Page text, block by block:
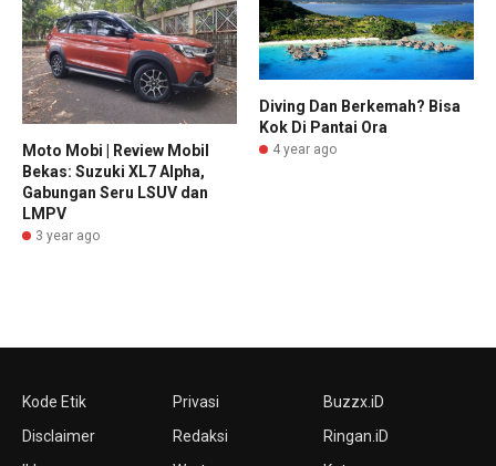
Moto Mobi | Review Mobil
Bekas: Suzuki XL7 Alpha,
Gabungan Seru LSUV dan
LMPV
3 year ago
Diving Dan Berkemah? Bisa
Kok Di Pantai Ora
4 year ago
Kode Etik
Disclaimer
Privasi
Redaksi
Buzzx.iD
Ringan.iD